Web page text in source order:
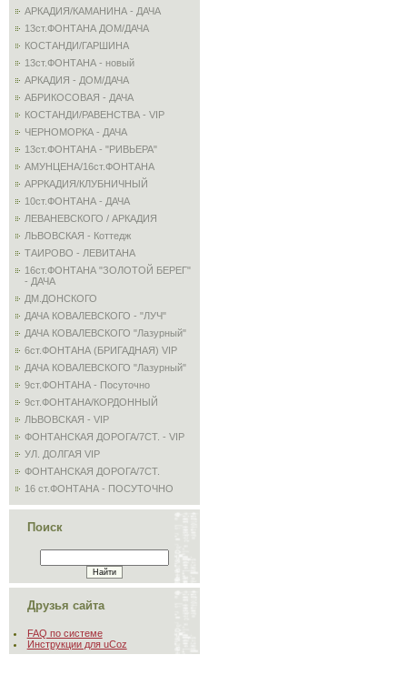
АРКАДИЯ/КАМАНИНА - ДАЧА
13ст.ФОНТАНА ДОМ/ДАЧА
КОСТАНДИ/ГАРШИНА
13ст.ФОНТАНА - новый
АРКАДИЯ - ДОМ/ДАЧА
АБРИКОСОВАЯ - ДАЧА
КОСТАНДИ/РАВЕНСТВА - VIP
ЧЕРНОМОРКА - ДАЧА
13ст.ФОНТАНА - "РИВЬЕРА"
АМУНЦЕНА/16ст.ФОНТАНА
АРРКАДИЯ/КЛУБНИЧНЫЙ
10ст.ФОНТАНА - ДАЧА
ЛЕВАНЕВСКОГО / АРКАДИЯ
ЛЬВОВСКАЯ - Коттедж
ТАИРОВО - ЛЕВИТАНА
16ст.ФОНТАНА "ЗОЛОТОЙ БЕРЕГ"
- ДАЧА
ДМ.ДОНСКОГО
ДАЧА КОВАЛЕВСКОГО - "ЛУЧ"
ДАЧА КОВАЛЕВСКОГО "Лазурный"
6ст.ФОНТАНА (БРИГАДНАЯ) VIP
ДАЧА КОВАЛЕВСКОГО "Лазурный"
9ст.ФОНТАНА - Посуточно
9ст.ФОНТАНА/КОРДОННЫЙ
ЛЬВОВСКАЯ - VIP
ФОНТАНСКАЯ ДОРОГА/7СТ. - VIP
УЛ. ДОЛГАЯ VIP
ФОНТАНСКАЯ ДОРОГА/7СТ.
16 ст.ФОНТАНА - ПОСУТОЧНО
Поиск
Друзья сайта
FAQ по системе
Инструкции для uCoz